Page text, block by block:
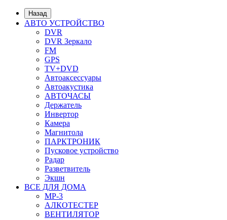
Назад
АВТО УСТРОЙСТВО
DVR
DVR Зеркало
FM
GPS
TV+DVD
Автоаксессуары
Автоакустика
АВТОЧАСЫ
Держатель
Инвертор
Камера
Магнитола
ПАРКТРОНИК
Пусковое устройство
Радар
Разветвитель
Экшн
ВСЕ ДЛЯ ДОМА
MP-3
АЛКОТЕСТЕР
ВЕНТИЛЯТОР